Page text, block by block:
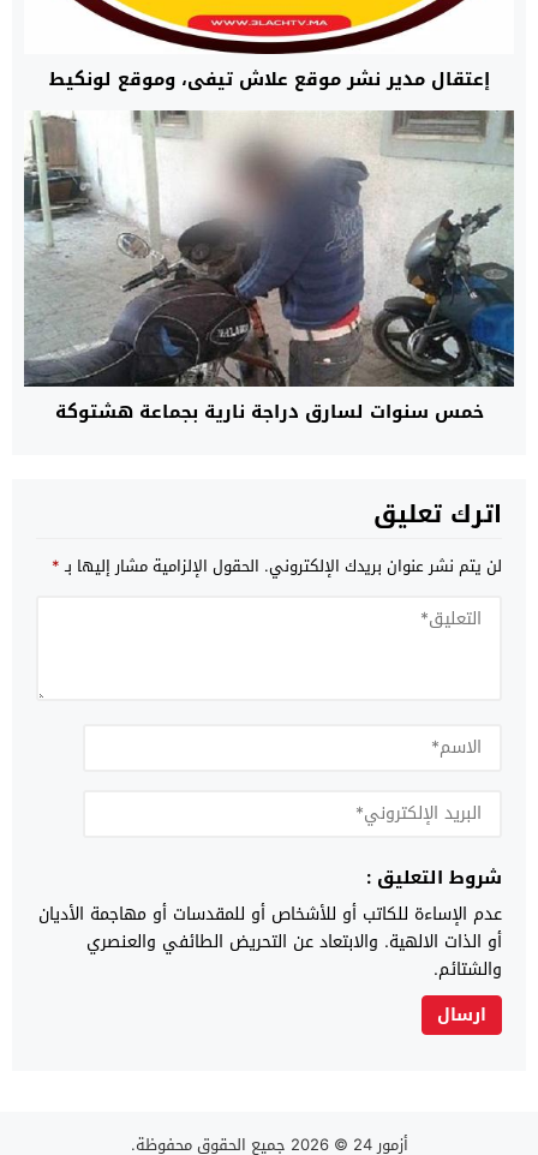
إعتقال مدير نشر موقع علاش تيفي، وموقع لونكيط
خمس سنوات لسارق دراجة نارية بجماعة هشتوكة
اترك تعليق
لن يتم نشر عنوان بريدك الإلكتروني. الحقول الإلزامية مشار إليها بـ*
شروط التعليق :
عدم الإساءة للكاتب أو للأشخاص أو للمقدسات أو مهاجمة الأديان
أو الذات الالهية. والابتعاد عن التحريض الطائفي والعنصري
والشتائم.
أزمور 24 © 2026 جميع الحقوق محفوظة.